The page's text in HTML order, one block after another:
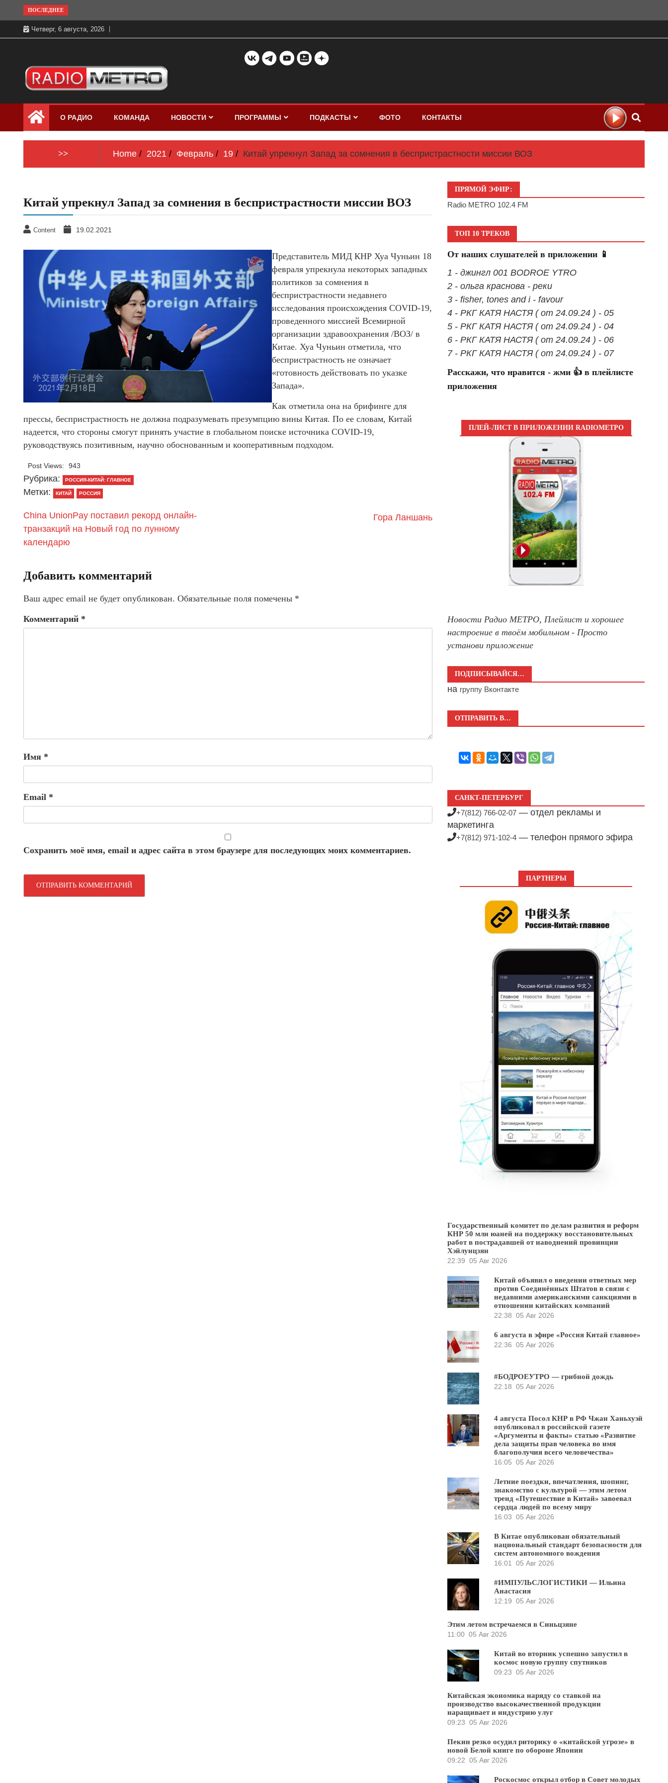
to
content
ПОСЛЕДНЕЕ
Четверг, 6 августа, 2026
Радио МЕТРО
бесплатно в хорошем качестве Санкт-
Петербург и Россия
О РАДИО КОМАНДА НОВОСТИ ПРОГРАММЫ ПОДКАСТЫ ФОТО КОНТАКТЫ
>> Home 2021 Февраль 19 Китай упрекнул Запад за сомнения в беспристрастности миссии ВОЗ
Китай упрекнул Запад за сомнения в беспристрастности миссии ВОЗ
Content 19.02.2021
Представитель МИД КНР Хуа Чуньин 18
февраля упрекнула некоторых западных
политиков за сомнения в
беспристрастности недавнего
исследования происхождения COVID-19,
проведенного миссией Всемирной
организации здравоохранения /ВОЗ/ в
Китае. Хуа Чуньин отметила, что
беспристрастность не означает
«готовность действовать по указке
Запада».
Как отметила она на брифинге для
прессы, беспристрастность не должна подразумевать презумпцию вины Китая. По ее словам, Китай
надеется, что стороны смогут принять участие в глобальном поиске источника COVID-19,
руководствуясь позитивным, научно обоснованным и кооперативным подходом.
Post Views: 943
Рубрика: РОССИЯ-КИТАЙ: ГЛАВНОЕ
Метки: КИТАЙ РОССИЯ
China UnionPay поставил рекорд онлайн-
транзакций на Новый год по лунному
календарю
Гора Ланшань
Добавить комментарий
Ваш адрес email не будет опубликован. Обязательные поля помечены *
Комментарий *
Имя *
Email *
Сохранить моё имя, email и адрес сайта в этом браузере для последующих моих комментариев.
ПРЯМОЙ ЭФИР:
Radio METRO 102.4 FM
ТОП 10 ТРЕКОВ
От наших слушателей в приложении 📱
1 - джингл 001 BODROE YTRO
2 - ольга краснова - реки
3 - fisher, tones and i - favour
4 - РКГ КАТЯ НАСТЯ ( от 24.09.24 ) - 05
5 - РКГ КАТЯ НАСТЯ ( от 24.09.24 ) - 04
6 - РКГ КАТЯ НАСТЯ ( от 24.09.24 ) - 06
7 - РКГ КАТЯ НАСТЯ ( от 24.09.24 ) - 07
Расскажи, что нравится - жми 👍 в плейлисте
приложения
ПЛЕЙ-ЛИСТ В ПРИЛОЖЕНИИ RADIOМЕТРО
Новости Радио МЕТРО, Плейлист и хорошее
настроение в твоём мобильном - Просто
установи приложение
ПОДПИСЫВАЙСЯ…
на группу Вконтакте
ОТПРАВИТЬ В…
САНКТ-ПЕТЕРБУРГ
+7(812) 766-02-07 — отдел рекламы и
маркетинга
+7(812) 971-102-4 — телефон прямого эфира
ПАРТНЕРЫ
Государственный комитет по делам развития и реформ
КНР 50 млн юаней на поддержку восстановительных
работ в пострадавшей от наводнений провинции
Хэйлунцзян
22:39 05 Авг 2026
Китай объявил о введении ответных мер
против Соединённых Штатов в связи с
недавними американскими санкциями в
отношении китайских компаний
22:38 05 Авг 2026
6 августа в эфире «Россия Китай главное»
22:36 05 Авг 2026
#БОДРОЕУТРО — грибной дождь
22:18 05 Авг 2026
4 августа Посол КНР в РФ Чжан Ханьхуэй
опубликовал в российской газете
«Аргументы и факты» статью «Развитие
дела защиты прав человека во имя
благополучия всего человечества»
16:05 05 Авг 2026
Летние поездки, впечатления, шопинг,
знакомство с культурой — этим летом
тренд «Путешествие в Китай» завоевал
сердца людей по всему миру
16:03 05 Авг 2026
В Китае опубликован обязательный
национальный стандарт безопасности для
систем автономного вождения
16:01
05 Авг 2026
#ИМПУЛЬСЛОГИСТИКИ — Ильина
Анастасия
12:19 05 Авг 2026
Этим летом встречаемся в Синьцзяне
11:00 05 Авг 2026
Китай во вторник успешно запустил в
космос новую группу спутников
09:23 05 Авг 2026
Китайская экономика наряду со ставкой на
производство высокачественной продукции
наращивает и индустрию улуг
09:23 05 Авг 2026
Пекин резко осудил риторику о «китайской угрозе» в
новой Белой книге по обороне Японии
09:22 05 Авг 2026
Роскосмос открыл отбор в Совет молодых